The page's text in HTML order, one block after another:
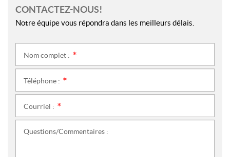
CONTACTEZ-NOUS!
Notre équipe vous répondra dans les meilleurs délais.
Nom complet :
Téléphone :
Courriel :
Questions/Commentaires :